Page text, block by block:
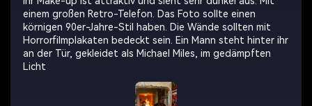
einem großen Retro-Telefon. Das Foto sollte einen
körnigen 90er-Jahre-Stil haben. Die Wände sollten mit
Horrorfilmplakaten bedeckt sein. Ein Mann steht hinter ihr
an der Tür, gekleidet als Michael Miles, im gedämpften
Licht